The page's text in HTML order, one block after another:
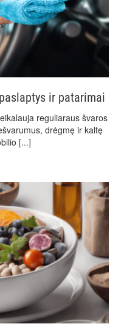
ir patarimai
reguliaraus švaros
drėgmę ir kaltę
[...]